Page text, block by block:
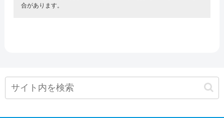
合があります。